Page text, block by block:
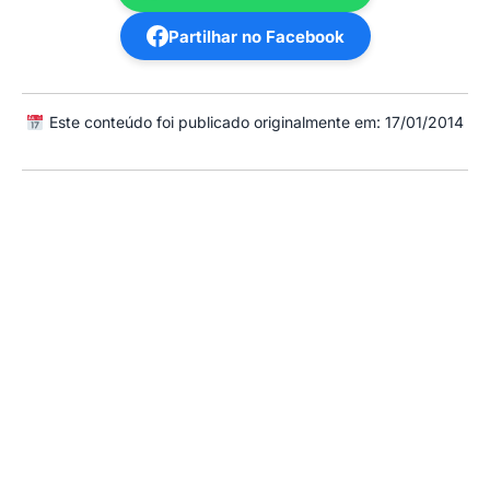
Partilhar no Facebook
Este conteúdo foi publicado originalmente em: 17/01/2014